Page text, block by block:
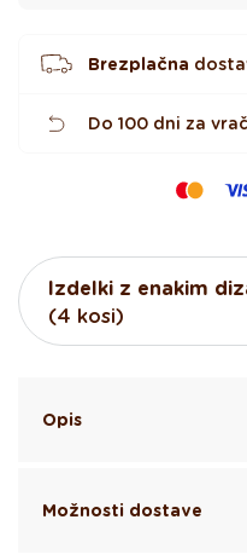
Brezplačna
Do 100 dni za
Izdelki z enakim
(4 kosi)
Opis
Možnosti dostave